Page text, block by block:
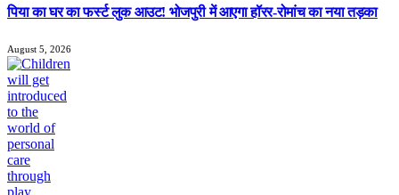
पिया का घर का फर्स्ट लुक आउट! भोजपुरी में आएगा हॉरर-रोमांच का नया तड़का
August 5, 2026